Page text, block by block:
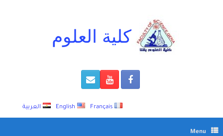
كلية العلوم
العربية English Français
Menu